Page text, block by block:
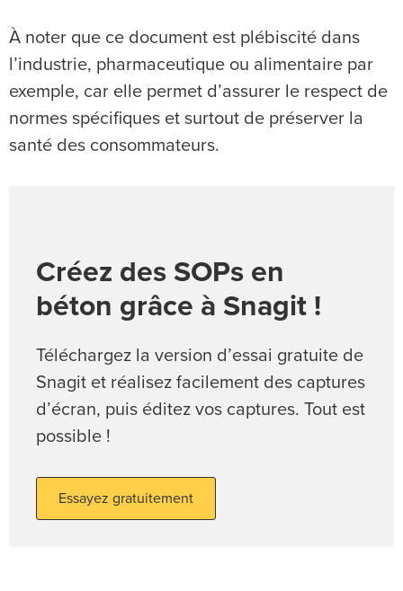
À noter que ce document est plébiscité dans
l’industrie, pharmaceutique ou alimentaire par
exemple, car elle permet d’assurer le respect de
normes spécifiques et surtout de préserver la
santé des consommateurs.
Créez des SOPs en
béton grâce à Snagit !
Téléchargez la version d’essai gratuite de
Snagit et réalisez facilement des captures
d’écran, puis éditez vos captures. Tout est
possible !
Essayez gratuitement